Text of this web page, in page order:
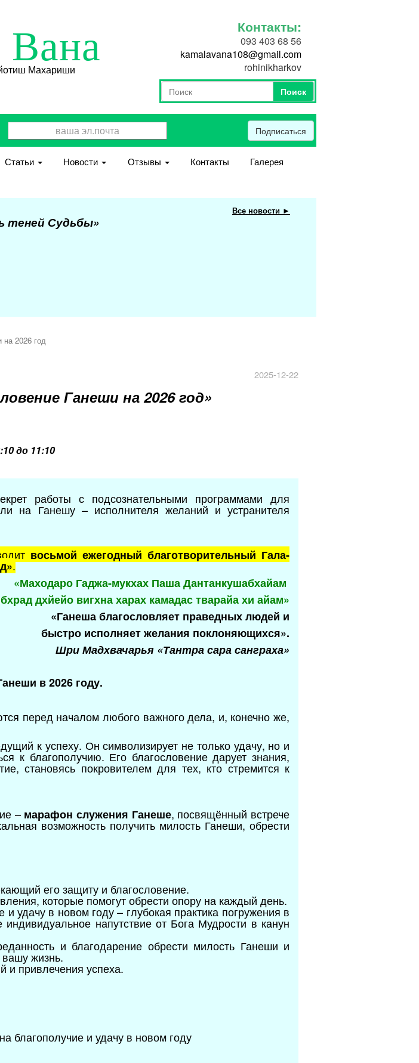
Вана
Махариши
Контакты:
093 403 68 56
kamalavana108@gmail.com
rohinikharkov
Форма поиска
Поиск
Поиск
Подписаться
Статьи Новости Отзывы Контакты Галерея
Все новости ►
теней Судьбы»
на 2026 год
2025-12-22
Ганеши на 2026 год»
до 11:10
работы с подсознательными программами для
на Ганешу – исполнителя желаний и устранителя
восьмой ежегодный благотворительный Гала-
.
«Маходаро Гаджа-мукхах Паша Дантанкушабхайам
дхйейо вигхна харах камадас тварайа хи айам»
«Ганеша благословляет праведных людей и
быстро исполняет желания поклоняющихся».
Шри Мадхвачарья «Тантра сара санграха»
в 2026 году.
перед началом любого важного дела, и, конечно же,
к успеху. Он символизирует не только удачу, но и
к благополучию. Его благословение дарует знания,
становясь покровителем для тех, кто стремится к
– марафон служения Ганеше, посвящённый встрече
возможность получить милость Ганеши, обрести
его защиту и благословение.
которые помогут обрести опору на каждый день.
удачу в новом году – глубокая практика погружения в
напутствие от Бога Мудрости в канун
и благодарение обрести милость Ганеши и
жизнь.
и привлечения успеха.
благополучие и удачу в новом году